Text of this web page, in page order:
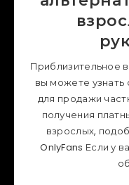
Приблизительное
вы можете узнать
для продажи
получения
взрослых,
OnlyFans Если у